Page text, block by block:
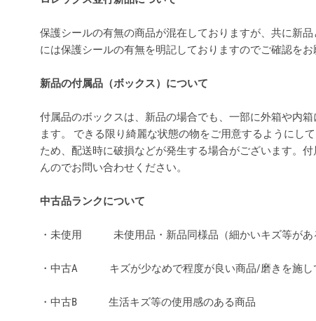
保護シールの有無の商品が混在しておりますが、共に新
には保護シールの有無を明記しておりますのでご確認をお
新品の付属品（ボックス）について
付属品のボックスは、新品の場合でも、一部に外箱や内
ます。 できる限り綺麗な状態の物をご用意するようにし
ため、配送時に破損などが発生する場合がございます。
んのでお問い合わせください。
中古品ランクについて
・未使用 未使用品・新品同様品（細かいキズ等があ
・中古A キズが少なめで程度が良い商品/磨きを施し
・中古B 生活キズ等の使用感のある商品